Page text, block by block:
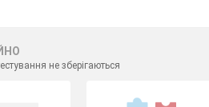
не зберігаються